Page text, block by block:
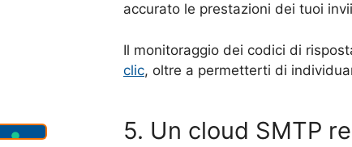
accurato le prestazioni dei tuoi
Il monitoraggio dei codici di
clic, oltre a permetterti di
5. Un cloud SMTP